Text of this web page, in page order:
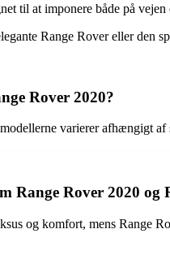
til at imponere både på
Range Rover eller
Rover 2020?
varierer afhængigt
Range Rover 2020 og
og komfort, mens Range